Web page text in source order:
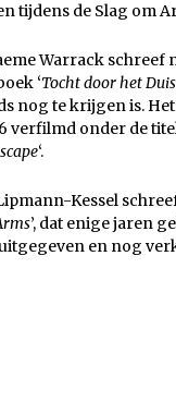
tijdens de Slag om
Warrack schreef
‘Tocht door het
nog te krijgen is.
verfilmd onder de titel
‘.
Kessel
’, dat enige jaren
en nog